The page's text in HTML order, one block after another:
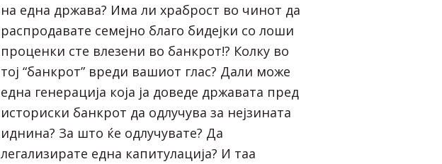
на една држава? Има ли храброст во чинот да
распродавате семејно благо бидејки со лоши
проценки сте влезени во банкрот!? Колку во
тој “банкрот” вреди вашиот глас? Дали може
една генерација која ја доведе државата пред
историски банкрот да одлучува за нејзината
иднина? За што ќе одлучувате? Да
легализирате една капитулација? И таа